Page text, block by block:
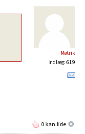
Møtrik
Indlæg: 619
0 kan lide